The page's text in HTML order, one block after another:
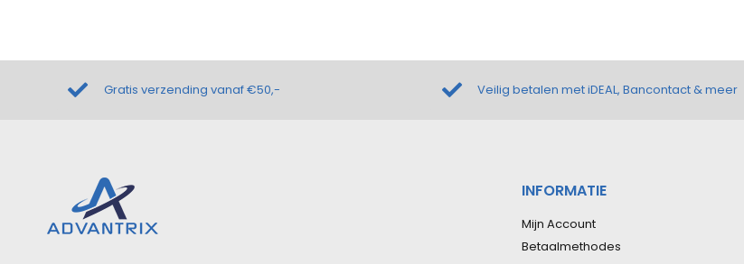
Gratis verzending vanaf €50,- Veilig betalen met iDEAL, Bancontact & meer
INFORMATIE
Mijn Account
Betaalmethodes